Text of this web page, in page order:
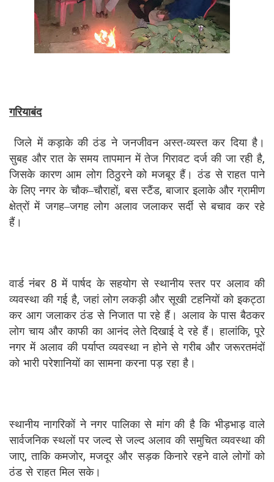
गरियाबंद
जिले में कड़ाके की ठंड ने जनजीवन अस्त-व्यस्त कर दिया है।
सुबह और रात के समय तापमान में तेज गिरावट दर्ज की जा रही है,
जिसके कारण आम लोग ठिठुरने को मजबूर हैं। ठंड से राहत पाने
के लिए नगर के चौक–चौराहों, बस स्टैंड, बाजार इलाके और ग्रामीण
क्षेत्रों में जगह–जगह लोग अलाव जलाकर सर्दी से बचाव कर रहे
हैं।
वार्ड नंबर 8 में पार्षद के सहयोग से स्थानीय स्तर पर अलाव की
व्यवस्था की गई है, जहां लोग लकड़ी और सूखी टहनियों को इकट्ठा
कर आग जलाकर ठंड से निजात पा रहे हैं। अलाव के पास बैठकर
लोग चाय और काफी का आनंद लेते दिखाई दे रहे हैं। हालांकि, पूरे
नगर में अलाव की पर्याप्त व्यवस्था न होने से गरीब और जरूरतमंदों
को भारी परेशानियों का सामना करना पड़ रहा है।
स्थानीय नागरिकों ने नगर पालिका से मांग की है कि भीड़भाड़ वाले
सार्वजनिक स्थलों पर जल्द से जल्द अलाव की समुचित व्यवस्था की
जाए, ताकि कमजोर, मजदूर और सड़क किनारे रहने वाले लोगों को
ठंड से राहत मिल सके।